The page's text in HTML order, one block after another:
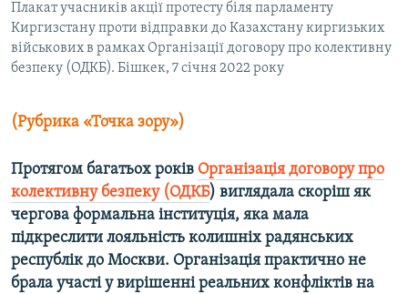
РУС
УКР
Усі сайти RFE/RL
Плакат учасників акції протесту біля парламенту
Киргизстану проти відправки до Казахстану киргизьких
військових в рамках Організації договору про колективну
безпеку (ОДКБ). Бішкек, 7 січня 2022 року
(Рубрика «Точка зору»)
Протягом багатьох років Організація договору про
колективну безпеку (ОДКБ) виглядала скоріш як
чергова формальна інституція, яка мала
підкреслити лояльність колишніх радянських
республік до Москви. Організація практично не
брала участі у вирішенні реальних конфліктів на